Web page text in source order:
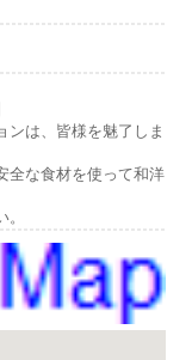
ンは、皆様を魅了しま
全な食材を使って和洋